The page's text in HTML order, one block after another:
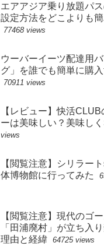
エアアジア乗り放題パ
設定方法をどこよりも
77468 views
ウーバーイーツ配達用
グ」を誰でも簡単に購
70911 views
【レビュー】快活CLUB
ーは美味しい？美味しく
views
【閲覧注意】シリラー
体博物館に行ってみた
【閲覧注意】現代のゴ
「田浦廃村」が立ち入
理由と経緯
64725 views